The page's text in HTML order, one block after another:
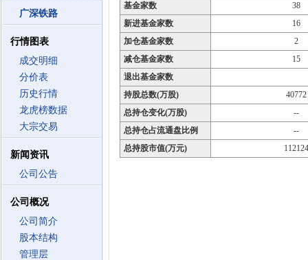
广深铁路
行情图表
成交明细
分价表
历史行情
龙虎榜数据
大宗交易
新闻资讯
公司公告
公司概况
公司简介
股本结构
管理层
基金家数
38
新进基金家数
16
加仓基金家数
2
减仓基金家数
15
退出基金家数
持股总数(万股)
40772
总持仓变化(万股)
--
总持仓占流通盘比例
--
总持股市值(万元)
112124